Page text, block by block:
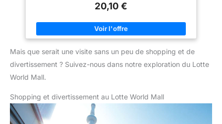
20,10 €
Mais que serait une visite sans un peu de shopping et de
divertissement ? Suivez-nous dans notre exploration du Lotte
World Mall.
Shopping et divertissement au Lotte World Mall